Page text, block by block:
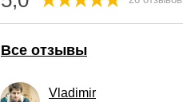
Все отзывы
Vladimir